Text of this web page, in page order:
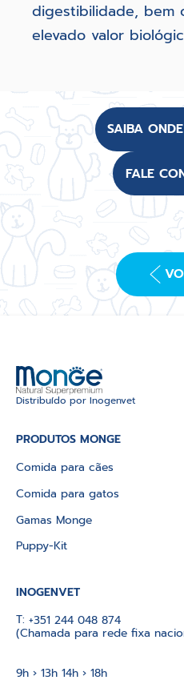
digestibilidade, bem
elevado valor
SAIBA
FALE
Distribuído por Inogenvet
PRODUTOS MONGE
Comida para cães
Comida para gatos
Gamas Monge
Puppy-Kit
INOGENVET
T: +351 244 048 874
(Chamada para rede fixa
9h › 13h 14h › 18h